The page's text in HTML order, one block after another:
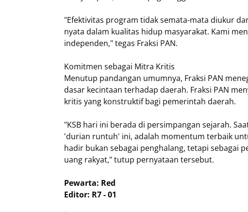
​"Efektivitas program tidak semata-mata diukur
nyata dalam kualitas hidup masyarakat. Kami
independen," tegas Fraksi PAN.
​Komitmen sebagai Mitra Kritis
Menutup pandangan umumnya, Fraksi PAN
dasar kecintaan terhadap daerah. Fraksi PAN
kritis yang konstruktif bagi pemerintah daerah.
​"KSB hari ini berada di persimpangan sejarah.
'durian runtuh' ini, adalah momentum terbaik
hadir bukan sebagai penghalang, tetapi sebagai
uang rakyat," tutup pernyataan tersebut.
Pewarta: Red
Editor: R7 - 01